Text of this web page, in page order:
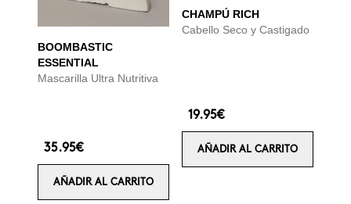
BOOMBASTIC
ESSENTIAL
Mascarilla Ultra Nutritiva
35.95€
AÑADIR AL CARRITO
CHAMPÚ RICH
Cabello Seco y Castigado
19.95€
AÑADIR AL CARRITO